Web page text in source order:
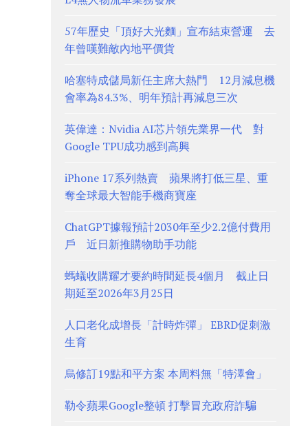
57年歷史「頂好大光麵」宣布結束營運 去
年曾嘆難敵內地平價貨
哈塞特成儲局新任主席大熱門 12月減息機
會率為84.3%、明年預計再減息三次
英偉達：Nvidia AI芯片領先業界一代 對
Google TPU成功感到高興
iPhone 17系列熱賣 蘋果將打低三星、重
奪全球最大智能手機商寶座
ChatGPT據報預計2030年至少2.2億付費用
戶 近日新推購物助手功能
螞蟻收購耀才要約時間延長4個月 截止日
期延至2026年3月25日
人口老化成增長「計時炸彈」 EBRD促刺激
生育
烏修訂19點和平方案 本周料無「特澤會」
勒令蘋果Google整頓 打擊冒充政府詐騙